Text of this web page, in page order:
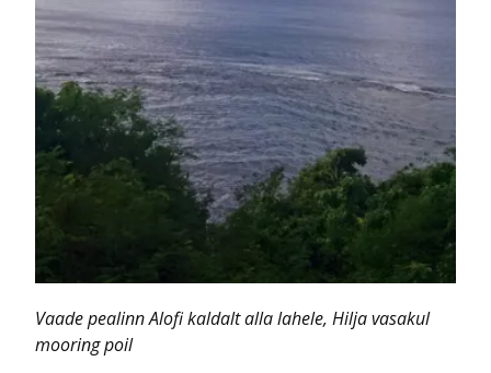
Vaade pealinn Alofi kaldalt alla lahele, Hilja vasakul
mooring poil